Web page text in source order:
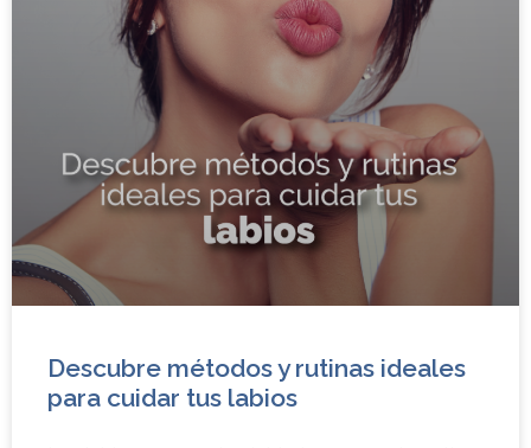
Descubre métodos y rutinas ideales
para cuidar tus labios